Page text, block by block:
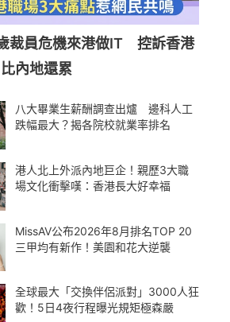
裁員危機來港做IT 控訴香港
內地還累
八大畢業生薪酬調查出爐 邊科人工
跌幅最大？揭各院校就業率排名
港人北上外派內地巨企！親歷3大職
場文化衝擊嘆：香港長大好幸福
MissAV公布2026年8月排名TOP 20
三甲均有新作！美園和花大逆襲
全球最大「交換伴侶派對」3000人狂
歡！5日4夜行程曝光規矩極森嚴